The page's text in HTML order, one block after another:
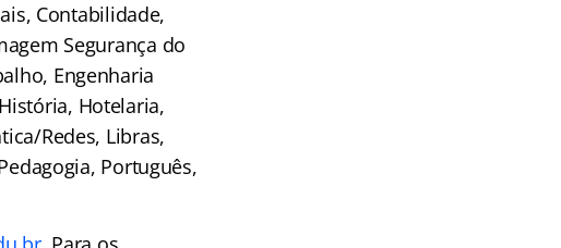
Contabilidade,
Segurança do
Engenharia
Hotelaria,
Redes, Libras,
Português,